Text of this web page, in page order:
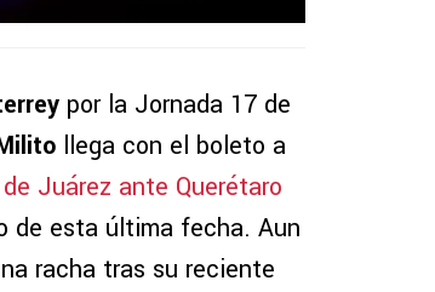
por la Jornada 17 de
llega con el boleto a
Juárez ante Querétaro
de esta última fecha. Aun
racha tras su reciente